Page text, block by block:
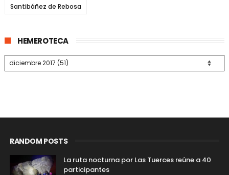
Santibáñez de Rebosa
HEMEROTECA
RANDOM POSTS
La ruta nocturna por Las Tuerces reúne a 40
participantes